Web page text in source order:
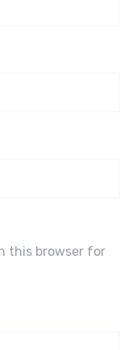
this browser for